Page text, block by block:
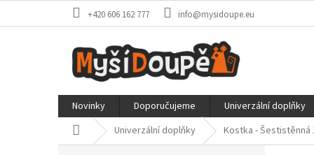
+420 606 162 777 info@mysidoupe.eu
Novinky Doporučujeme Univerzální doplňky
Domů Univerzální doplňky Kostka - Šestistěnná